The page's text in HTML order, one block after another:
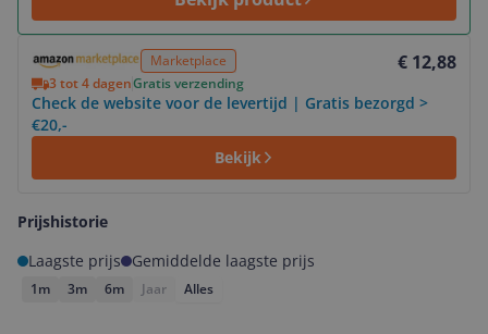
Marketplace € 12,88
3 tot 4 dagenGratis verzending
Check de website voor de levertijd | Gratis bezorgd >
€20,-
Bekijk
Prijshistorie
Laagste prijs
Gemiddelde laagste prijs
1m 3m 6m Jaar Alles